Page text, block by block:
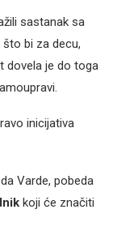
sastanak sa
što bi za decu,
dovela je do toga
inicijativa
Varde, pobeda
koji će značiti